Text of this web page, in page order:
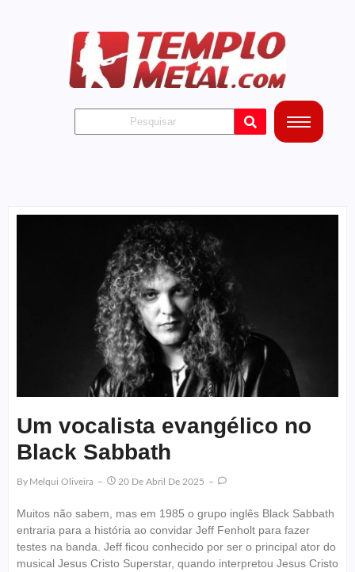
Um vocalista evangélico no
Black Sabbath
By Melqui Oliveira 20 De Abril De 2025
Muitos não sabem, mas em 1985 o grupo inglês Black Sabbath
entraria para a história ao convidar Jeff Fenholt para fazer
testes na banda. Jeff ficou conhecido por ser o principal ator do
musical Jesus Cristo Superstar, quando interpretou Jesus Cristo